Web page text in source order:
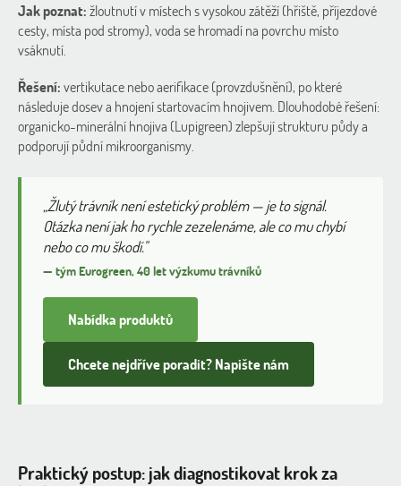
Jak poznat:žloutnutí v místech s vysokou zátěží (hřiště, příjezdové
cesty, místa pod stromy), voda se hromadí na povrchu místo
vsáknutí.
Řešení:vertikutace nebo aerifikace (provzdušnění), po které
následuje dosev a hnojení startovacím hnojivem. Dlouhodobé řešení:
organicko-minerální hnojiva (Lupigreen) zlepšují strukturu půdy a
podporují půdní mikroorganismy.
„Žlutý trávník není estetický problém — je to signál.
Otázka není jak ho rychle zezelenáme, ale co mu chybí
nebo co mu škodí."
— tým Eurogreen, 40 let výzkumu trávníků
Nabídka produktů
Chcete nejdříve poradit? Napište nám
Praktický postup: jak diagnostikovat krok za